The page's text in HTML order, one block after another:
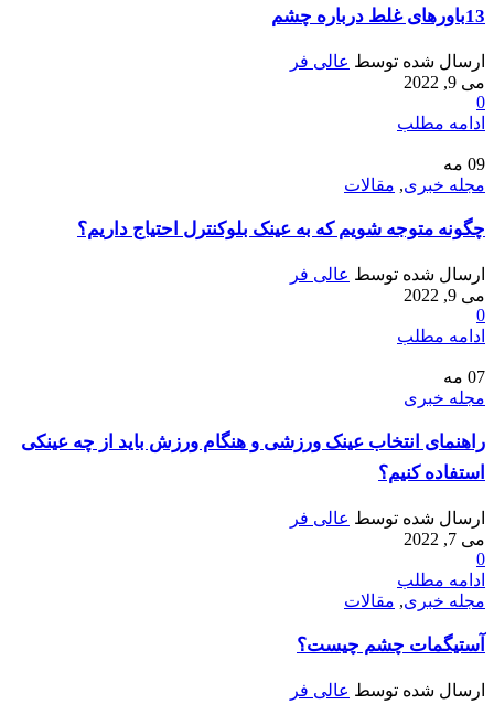
13باورهای غلط درباره چشم
ارسال شده توسط عالی فر
می 9, 2022
0
ادامه مطلب
09 مه
مجله خبری, مقالات
چگونه متوجه شویم که به عینک بلوکنترل احتیاج داریم؟
ارسال شده توسط عالی فر
می 9, 2022
0
ادامه مطلب
07 مه
مجله خبری
راهنمای انتخاب عینک ورزشی و هنگام ورزش باید از چه عینکی
استفاده کنیم؟
ارسال شده توسط عالی فر
می 7, 2022
0
ادامه مطلب
مجله خبری, مقالات
آستیگمات چشم چیست؟
ارسال شده توسط عالی فر